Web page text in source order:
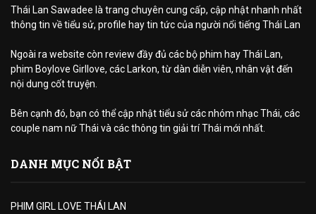
Thái Lan Sawadee là trang chuyên cung cấp, cập nhật nhanh nhất
thông tin về tiểu sử, profile hay tin tức của người nổi tiếng Thái Lan
Ngoài ra website còn review đầy đủ các bộ phim hay Thái Lan,
phim Boylove Girllove, các Larkon, từ dàn diễn viên, nhân vật đến
nội dung cốt truyện.
Bên cạnh đó, bạn có thể cập nhật tiểu sử các nhóm nhạc Thái, các
couple nam nữ Thái và các thông tin giải trí Thái mới nhất.
DANH MỤC NỔI BẬT
PHIM GIRL LOVE THÁI LAN